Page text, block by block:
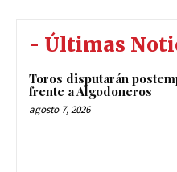
- Últimas
Toros disputarán
frente a Algodoneros
agosto 7, 2026